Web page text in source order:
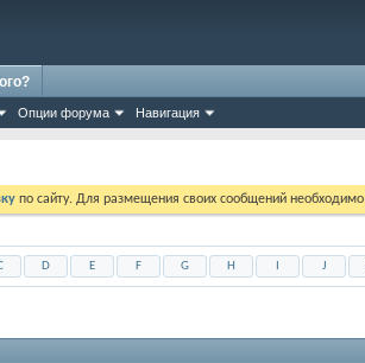
Опции форума Навигация
по сайту. Для размещения своих сообщений необходимо
D E F G H J